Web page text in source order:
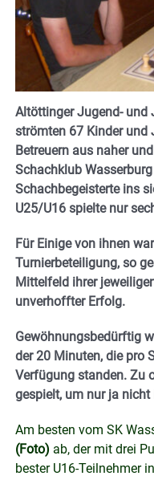
Altöttinger Jugend- und
strömten 67 Kinder und
Betreuern aus naher
Schachklub
Schachbegeisterte ins
U25/U16 spielte nur
Für Einige von ihnen
Turnierbeteiligung, so
Mittelfeld ihrer
unverhoffter Erfolg.
Gewöhnungsbedürftig
der 20 Minuten, die pro
Verfügung standen. Zu
gespielt, um nur ja
Am besten vom SK
(Foto) ab, der mit drei
bester U16-Teilnehmer